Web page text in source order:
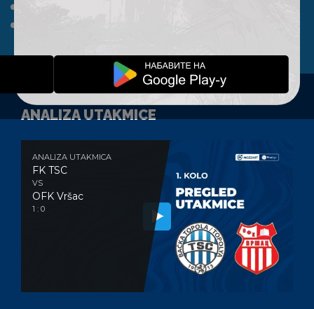
ANALIZA UTAKMICE
ANALIZA UTAKMICA
FK TSC
VS
OFK Vršac
1 : 0